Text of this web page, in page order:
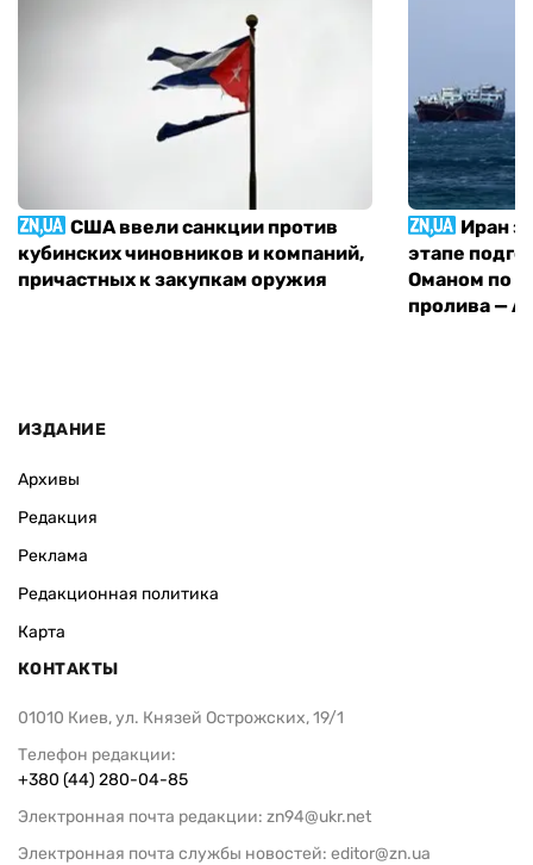
США ввели санкции против
кубинских чиновников и компаний,
причастных к закупкам оружия
Иран
этапе
Оманом по
пролива —
ИЗДАНИЕ
Архивы
Редакция
Реклама
Редакционная политика
Карта
КОНТАКТЫ
01010 Киев, ул. Князей Острожских, 19/1
Телефон редакции:
+380 (44) 280-04-85
Электронная почта редакции: zn94@ukr.net
Электронная почта службы новостей: editor@zn.ua